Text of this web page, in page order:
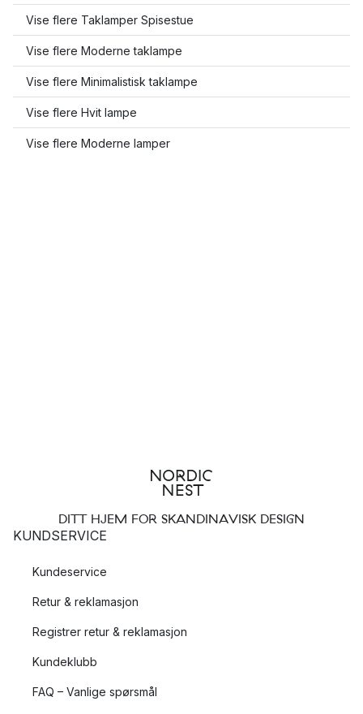
Vise flere Taklamper Spisestue
Vise flere Moderne taklampe
Vise flere Minimalistisk taklampe
Vise flere Hvit lampe
Vise flere Moderne lamper
DITT HJEM FOR SKANDINAVISK DESIGN
KUNDSERVICE
Kundeservice
Retur & reklamasjon
Registrer retur & reklamasjon
Kundeklubb
FAQ – Vanlige spørsmål